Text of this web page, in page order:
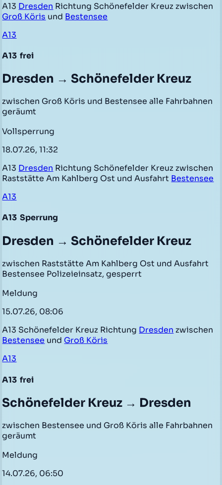
A13 Dresden Richtung Schönefelder Kreuz zwischen
Groß Köris und Bestensee
A13
A13 frei
Dresden → Schönefelder Kreuz
zwischen Groß Köris und Bestensee alle Fahrbahnen
geräumt
Vollsperrung
18.07.26, 11:32
A13 Dresden Richtung Schönefelder Kreuz zwischen
Raststätte Am Kahlberg Ost und Ausfahrt Bestensee
A13
A13 Sperrung
Dresden → Schönefelder Kreuz
zwischen Raststätte Am Kahlberg Ost und Ausfahrt
Bestensee Polizeieinsatz, gesperrt
Meldung
15.07.26, 08:06
A13 Schönefelder Kreuz Richtung Dresden zwischen
Bestensee und Groß Köris
A13
A13 frei
Schönefelder Kreuz → Dresden
zwischen Bestensee und Groß Köris alle Fahrbahnen
geräumt
Meldung
14.07.26, 06:50